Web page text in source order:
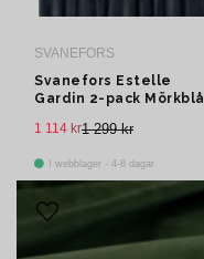
SVANEFORS
Svanefors Estelle
Gardin 2-pack Mörkblå
1 299 kr
1 114 kr
I webblager - 4-8 dagar